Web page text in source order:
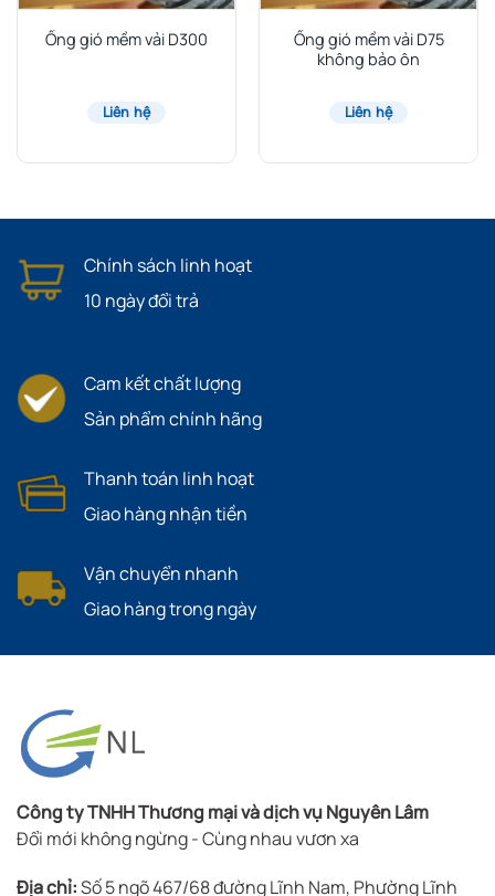
Ống gió mềm vải D300
Liên hệ
Ống gió mềm vải D75
không bảo ôn
Liên hệ
Chính sách linh hoạt
10 ngày đổi trả
Cam kết chất lượng
Sản phẩm chính hãng
Thanh toán linh hoạt
Giao hàng nhận tiền
Vận chuyển nhanh
Giao hàng trong ngày
Công ty TNHH Thương mại và dịch vụ Nguyên Lâm
Đổi mới không ngừng - Cùng nhau vươn xa
Địa chỉ:Số 5 ngõ 467/68 đường Lĩnh Nam, Phường Lĩnh